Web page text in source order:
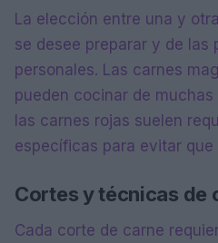
La elección entre una y
se desee preparar y de las
personales. Las carnes
pueden cocinar de
las carnes rojas suelen
específicas para evitar que
Cortes y técnicas de
Cada corte de carne